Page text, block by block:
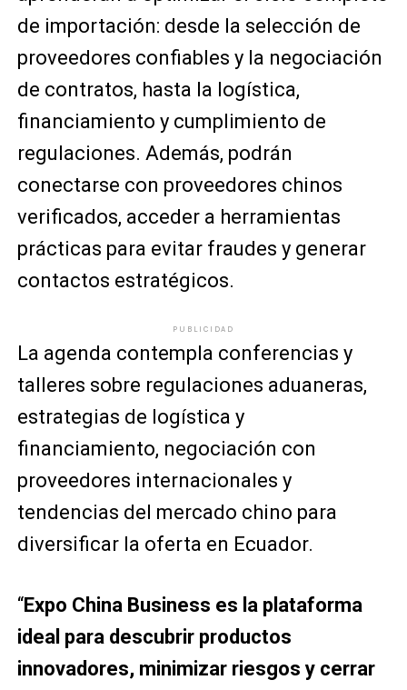
de importación: desde la selección de
proveedores confiables y la negociación
de contratos, hasta la logística,
financiamiento y cumplimiento de
regulaciones. Además, podrán
conectarse con proveedores chinos
verificados, acceder a herramientas
prácticas para evitar fraudes y generar
contactos estratégicos.
PUBLICIDAD
La agenda contempla conferencias y
talleres sobre regulaciones aduaneras,
estrategias de logística y
financiamiento, negociación con
proveedores internacionales y
tendencias del mercado chino para
diversificar la oferta en Ecuador.
“Expo China Business es la plataforma
ideal para descubrir productos
innovadores, minimizar riesgos y cerrar